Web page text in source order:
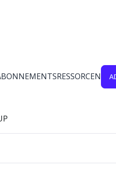
RESSORCEN